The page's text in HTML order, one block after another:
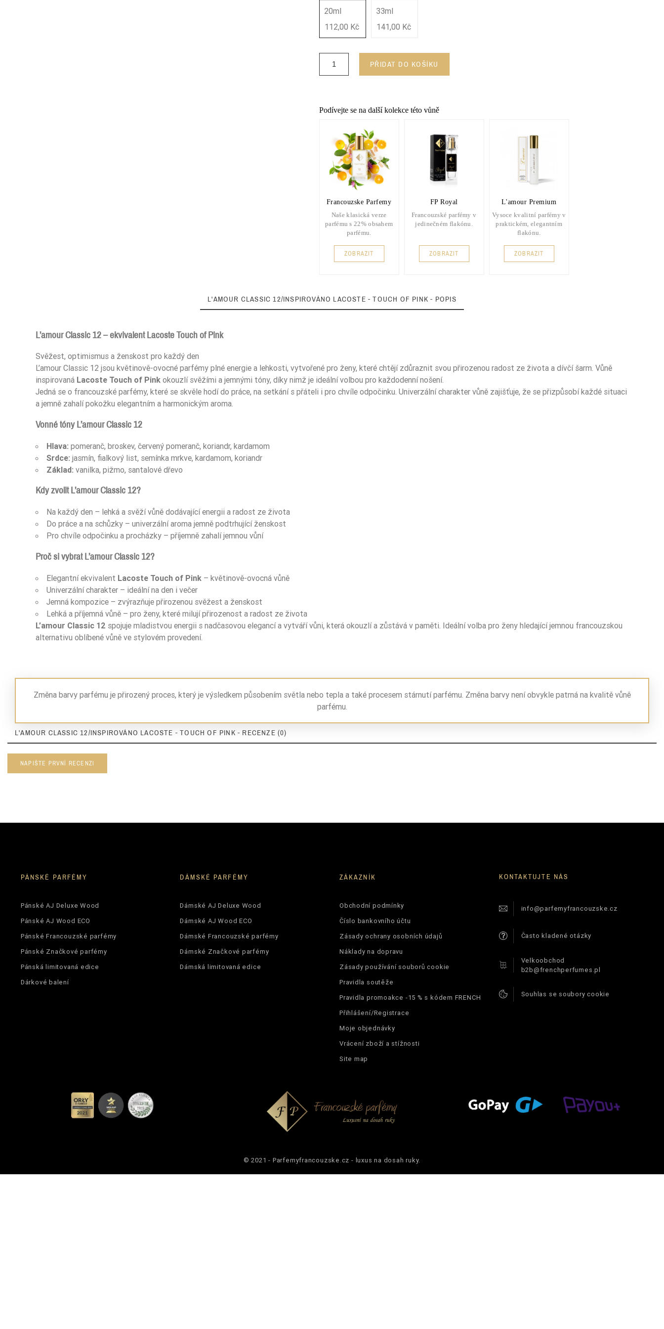
20ml
112,00 Kč
33ml
141,00 Kč
PŘIDAT DO KOŠÍKU
Podívejte se na další kolekce této vůně
Francouzske Parfemy
Naše klasická verze
parfému s 22% obsahem
parfému.
ZOBRAZIT
FP Royal
Francouzské parfémy v
jedinečném flakónu.
ZOBRAZIT
L'amour Premium
Vysoce kvalitní parfémy v
praktickém, elegantním
flakónu.
ZOBRAZIT
L'AMOUR CLASSIC 12/INSPIROVÁNO LACOSTE - TOUCH OF PINK - POPIS
L’amour Classic 12 – ekvivalent Lacoste Touch of Pink
Svěžest, optimismus a ženskost pro každý den
L’amour Classic 12 jsou květinově-ovocné parfémy plné energie a lehkosti, vytvořené pro ženy, které chtějí zdůraznit svou přirozenou radost ze života a dívčí šarm. Vůně
inspirovaná Lacoste Touch of Pink okouzlí svěžími a jemnými tóny, díky nimž je ideální volbou pro každodenní nošení.
Jedná se o francouzské parfémy, které se skvěle hodí do práce, na setkání s přáteli i pro chvíle odpočinku. Univerzální charakter vůně zajišťuje, že se přizpůsobí každé situaci
a jemně zahalí pokožku elegantním a harmonickým aroma.
Vonné tóny L’amour Classic 12
Hlava: pomeranč, broskev, červený pomeranč, koriandr, kardamom
Srdce: jasmín, fialkový list, semínka mrkve, kardamom, koriandr
Základ: vanilka, pižmo, santalové dřevo
Kdy zvolit L’amour Classic 12?
Na každý den – lehká a svěží vůně dodávající energii a radost ze života
Do práce a na schůzky – univerzální aroma jemně podtrhující ženskost
Pro chvíle odpočinku a procházky – příjemně zahalí jemnou vůní
Proč si vybrat L’amour Classic 12?
Elegantní ekvivalent Lacoste Touch of Pink – květinově-ovocná vůně
Univerzální charakter – ideální na den i večer
Jemná kompozice – zvýrazňuje přirozenou svěžest a ženskost
Lehká a příjemná vůně – pro ženy, které milují přirozenost a radost ze života
L’amour Classic 12 spojuje mladistvou energii s nadčasovou elegancí a vytváří vůni, která okouzlí a zůstává v paměti. Ideální volba pro ženy hledající jemnou francouzskou
alternativu oblíbené vůně ve stylovém provedení.
Zaperfumowanie 22%
Změna barvy parfému je přirozený proces, který je výsledkem působením světla nebo tepla a také procesem stárnutí parfému. Změna barvy není obvykle patrná na kvalitě vůně
parfému.
L'AMOUR CLASSIC 12/INSPIROVÁNO LACOSTE - TOUCH OF PINK - RECENZE (0)
NAPIŠTE PRVNÍ RECENZI
PÁNSKÉ PARFÉMY
Pánské AJ Deluxe Wood
Pánské AJ Wood ECO
Pánské Francouzské parfémy
Pánské Značkové parfémy
Pánská limitovaná edice
Dárkové balení
DÁMSKÉ PARFÉMY
Dámské AJ Deluxe Wood
Dámské AJ Wood ECO
Dámské Francouzské parfémy
Dámské Značkové parfémy
Dámská limitovaná edice
ZÁKAZNÍK
Obchodní podmínky
Číslo bankovního účtu
Zásady ochrany osobních údajů
Náklady na dopravu
Zásady používání souborů cookie
Pravidla soutěže
Pravidla promoakce -15 % s kódem FRENCH
Přihlášení/Registrace
Moje objednávky
Vrácení zboží a stížnosti
Site map
KONTAKTUJTE NÁS
info@parfemyfrancouzske.cz
Často kladené otázky
Velkoobchod
b2b@frenchperfumes.pl
Souhlas se soubory cookie
© 2021 - Parfemyfrancouzske.cz - luxus na dosah ruky.